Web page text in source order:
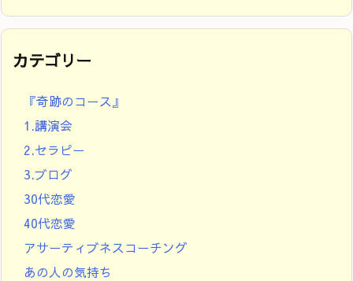
カテゴリー
『奇跡のコース』
1.講演会
2.セラピー
3.ブログ
30代恋愛
40代恋愛
アサーティブネスコーチング
あの人の気持ち